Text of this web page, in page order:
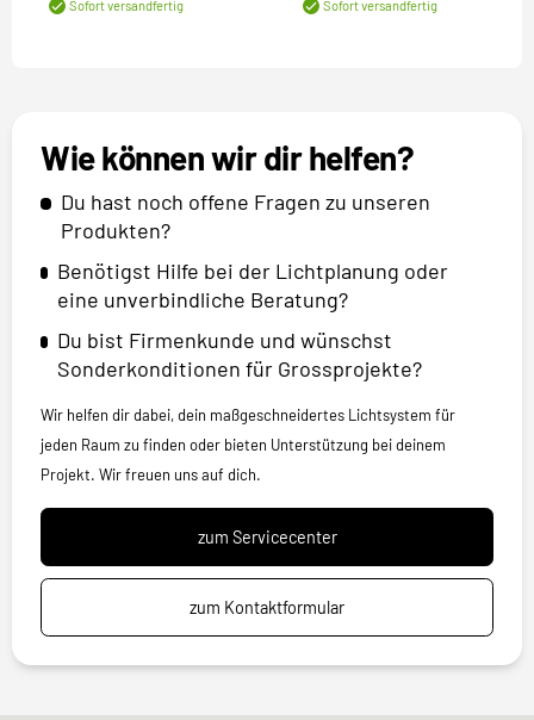
Sofort versandfertig Sofort versandfertig
Wie können wir dir helfen?
Du hast noch offene Fragen zu unseren
Produkten?
Benötigst Hilfe bei der Lichtplanung oder
eine unverbindliche Beratung?
Du bist Firmenkunde und wünschst
Sonderkonditionen für Grossprojekte?
Wir helfen dir dabei, dein maßgeschneidertes Lichtsystem für
jeden Raum zu finden oder bieten Unterstützung bei deinem
Projekt. Wir freuen uns auf dich.
zum Servicecenter
zum Kontaktformular